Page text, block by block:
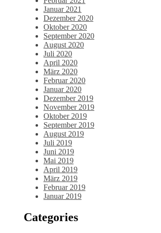
Januar 2021
Dezember 2020
Oktober 2020
September 2020
August 2020
Juli 2020
April 2020
März 2020
Februar 2020
Januar 2020
Dezember 2019
November 2019
Oktober 2019
September 2019
August 2019
Juli 2019
Juni 2019
Mai 2019
April 2019
März 2019
Februar 2019
Januar 2019
Categories